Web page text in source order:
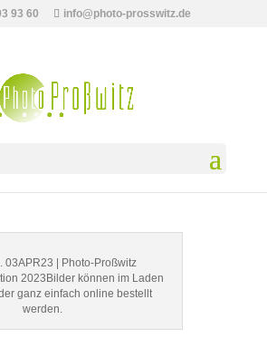
93 60 info@photo-prosswitz.de
03APR23 | Photo-Proßwitz
2023Bilder können im Laden
ganz einfach online bestellt
werden.